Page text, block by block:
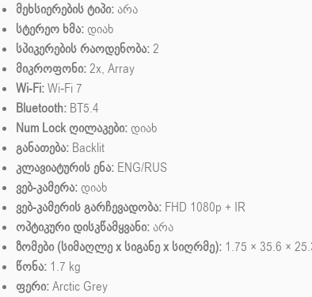
მეხსიერების ტიპი:არა
სტერეო ხმა: დიახ
სპიკერების რაოდენობა:2
მიკროფონი:2x, Array
Wi-Fi:Wi-Fi 7
Bluetooth: BT5.4
Num Lock ღილაკები: დიახ
განათება: Backlit
კლავიატურის ენა: ENG/RUS
ვებ-კამერა: დიახ
ვებ-კამერის გარჩევადობა: FHD 1080p + IR
ოპტიკური დისკწამყვანი:არა
ზომები (სიმაღლე x სიგანე x სიღრმე): 1.75 × 35.6 ×
წონა: 1.7 kg
ფერი:Arctic Grey